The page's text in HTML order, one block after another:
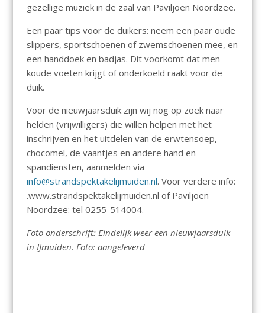
gezellige muziek in de zaal van Paviljoen Noordzee.
Een paar tips voor de duikers: neem een paar oude
slippers, sportschoenen of zwemschoenen mee, en
een handdoek en badjas. Dit voorkomt dat men
koude voeten krijgt of onderkoeld raakt voor de
duik.
Voor de nieuwjaarsduik zijn wij nog op zoek naar
helden (vrijwilligers) die willen helpen met het
inschrijven en het uitdelen van de erwtensoep,
chocomel, de vaantjes en andere hand en
spandiensten, aanmelden via
info@strandspektakelijmuiden.nl. Voor verdere info:
.www.strandspektakelijmuiden.nl of Paviljoen
Noordzee: tel 0255-514004.
Foto onderschrift: Eindelijk weer een nieuwjaarsduik
in IJmuiden. Foto: aangeleverd